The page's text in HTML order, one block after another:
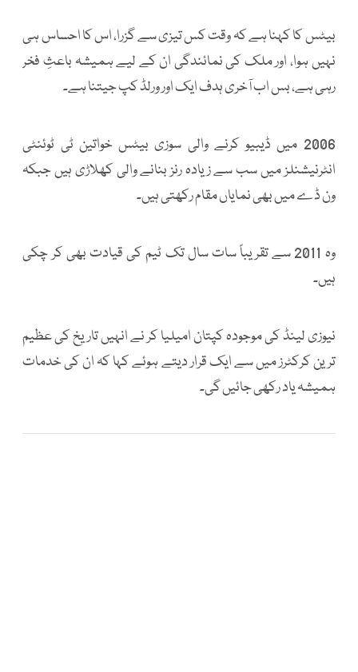
بیٹس کا کہنا ہے کہ وقت کس تیزی سے گزرا، اس کا احساس ہی
نہیں ہوا، اور ملک کی نمائندگی ان کے لیے ہمیشہ باعثِ فخر
رہی ہے، بس اب آخری ہدف ایک اور ورلڈ کپ جیتنا ہے۔
2006 میں ڈیبیو کرنے والی سوزی بیٹس خواتین ٹی ٹوئنٹی
انٹرنیشنلز میں سب سے زیادہ رنز بنانے والی کھلاڑی ہیں جبکہ
ون ڈے میں بھی نمایاں مقام رکھتی ہیں۔
وہ 2011 سے تقریباً سات سال تک ٹیم کی قیادت بھی کر چکی
ہیں۔
نیوزی لینڈ کی موجودہ کپتان امیلیا کر نے انہیں تاریخ کی عظیم
ترین کرکٹرز میں سے ایک قرار دیتے ہوئے کہا کہ ان کی خدمات
ہمیشہ یاد رکھی جائیں گی۔